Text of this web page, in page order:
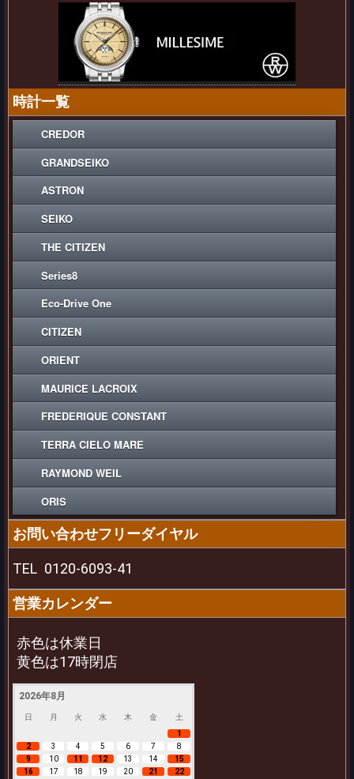
時計一覧
CREDOR
GRANDSEIKO
ASTRON
SEIKO
THE CITIZEN
Series8
Eco-Drive One
CITIZEN
ORIENT
MAURICE LACROIX
FREDERIQUE CONSTANT
TERRA CIELO MARE
RAYMOND WEIL
ORIS
お問い合わせフリーダイヤル
TEL 0120-6093-41
営業カレンダー
赤色は休業日
黄色は17時閉店
2026年8月
日 月 火 水 木 金
土
1
2
3 4 5 6 7
8
9
10 11 12 13 14
15
16
17 18 19 20 21
22